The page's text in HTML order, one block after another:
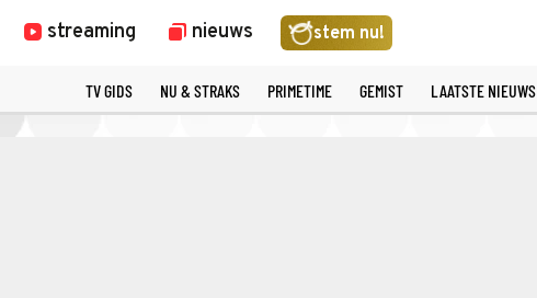
streaming nieuws stem nu!
TV GIDS NU & STRAKS PRIMETIME GEMIST LAATSTE NIEUWS